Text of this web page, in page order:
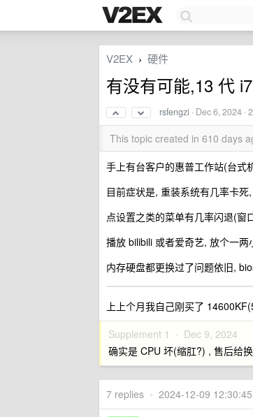
V2EX › 硬件
有没有可能,13 代
rsfengzi · Dec 6, 2024 ·
This topic created in 610 days
手上有台客户的惠普工作站(台式
目前症状是, 重装系统有几率卡
点设置之类的菜单有几率闪退(窗
播放 bilibili 或者爱奇艺, 放个一
内存硬盘都更换过了问题依旧,
上上个月我自己刚买了
Supplement 1 · Dec 9, 2024
确实是 CPU 坏(缩肛?) , 售后给
7 replies • 2024-12-09